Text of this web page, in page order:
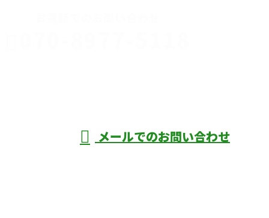
メールでのお問い合わせ